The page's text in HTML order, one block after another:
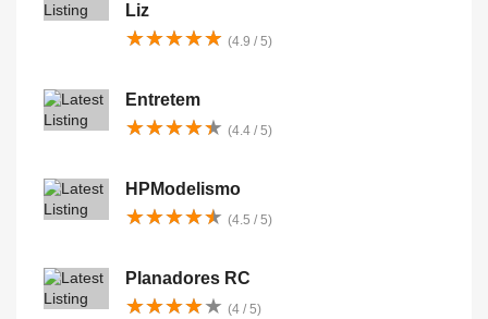
Liz
★★★★★
★★★★★ (4.9 / 5)
Entretem
★★★★★
★★★★★ (4.4 / 5)
HPModelismo
★★★★★
★★★★★ (4.5 / 5)
Planadores RC
★★★★★
★★★★★ (4 / 5)